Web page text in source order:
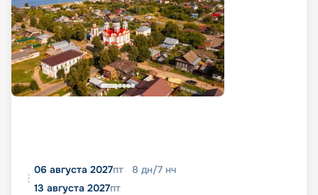
06 августа 2027пт 8 дн/7 нч
13 августа 2027пт